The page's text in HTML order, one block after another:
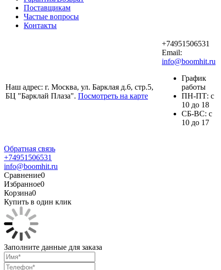
Поставщикам
Частые вопросы
Контакты
Наш адрес: г. Москва, ул. Барклая д.6, стр.5,
БЦ "Барклай Плаза". Посмотреть на карте
+74951506531
Email:
info@boomhit.ru
График
работы
ПH-ПТ: с
10 до 18
СБ-ВС: с
10 до 17
Обратная связь
+74951506531
info@boomhit.ru
Сравнение0
Избранное0
Корзина0
Купить в один клик
Заполните данные для заказа